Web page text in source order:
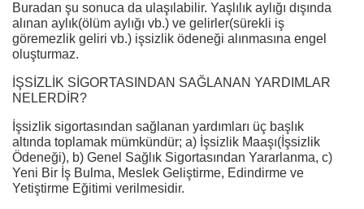
Buradan şu sonuca da ulaşılabilir. Yaşlılık aylığı dışında
alınan aylık(ölüm aylığı vb.) ve gelirler(sürekli iş
göremezlik geliri vb.) işsizlik ödeneği alınmasına engel
oluşturmaz.
İŞSİZLİK SİGORTASINDAN SAĞLANAN YARDIMLAR
NELERDİR?
İşsizlik sigortasından sağlanan yardımları üç başlık
altında toplamak mümkündür; a) İşsizlik Maaşı(İşsizlik
Ödeneği), b) Genel Sağlık Sigortasından Yararlanma, c)
Yeni Bir İş Bulma, Meslek Geliştirme, Edindirme ve
Yetiştirme Eğitimi verilmesidir.